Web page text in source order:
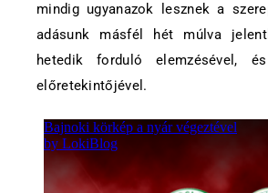
mindig ugyanazok lesznek a
adásunk másfél hét múlva
hetedik forduló elemzésével,
előretekintőjével.